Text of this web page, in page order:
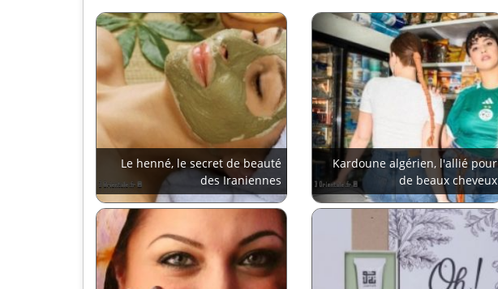
Le henné, le secret de beauté
des Iraniennes
Kardoune algérien, l'allié pour
de beaux cheveux